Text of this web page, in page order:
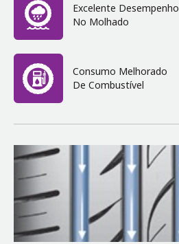
Excelente Desempenho
No Molhado
Consumo Melhorado
De Combustível